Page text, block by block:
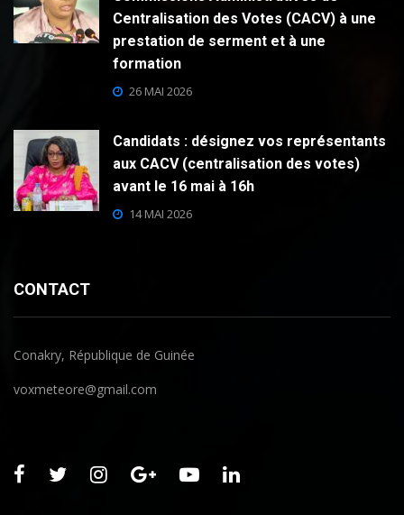
Centralisation des Votes (CACV) à une
prestation de serment et à une
formation
26 MAI 2026
Candidats : désignez vos représentants
aux CACV (centralisation des votes)
avant le 16 mai à 16h
14 MAI 2026
CONTACT
Conakry, République de Guinée
voxmeteore@gmail.com